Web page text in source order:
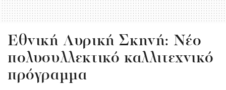
Eθνική Λυρική Σκηνή: Νέο
πολυσυλλεκτικό καλλιτεχνικό
πρόγραμμα